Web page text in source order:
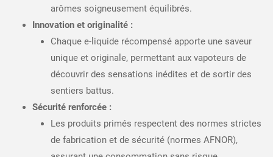
arômes soigneusement équilibrés.
Innovation et originalité :
Chaque e-liquide récompensé apporte une saveur
unique et originale, permettant aux vapoteurs de
découvrir des sensations inédites et de sortir des
sentiers battus.
Sécurité renforcée :
Les produits primés respectent des normes strictes
de fabrication et de sécurité (normes AFNOR),